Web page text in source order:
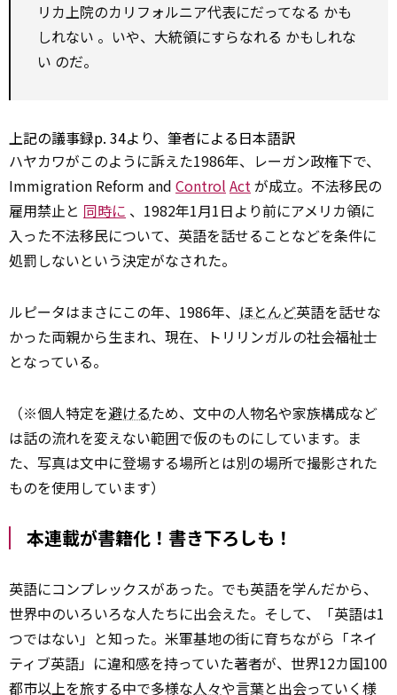
リカ上院のカリフォルニア代表にだってなる かも
しれない 。いや、大統領にすらなれる かもしれな
い のだ。
上記の議事録p. 34より、筆者による日本語訳
ハヤカワがこのように訴えた1986年、レーガン政権下で、
Immigration Reform and Control Actが成立。不法移民の
雇用禁止と 同時に 、1982年1月1日より前にアメリカ領に
入った不法移民について、英語を話せることなどを条件に
処罰しないという決定がなされた。
ルピータはまさにこの年、1986年、 ほとんど英語を話せな
かった両親から生まれ、現在、トリリンガルの社会福祉士
となっている。
（※個人特定を避けるため、文中の人物名や家族構成など
は話の流れを変えない範囲で仮のものにしています。ま
た、写真は文中に登場する場所とは別の場所で撮影された
ものを使用しています）
本連載が書籍化！書き下ろしも！
英語にコンプレックスがあった。でも英語を学んだから、
世界中のいろいろな人たちに出会えた。そして、「英語は1
つではない」と知った。――米軍基地の街に育ちながら「ネイ
ティブ英語」に違和感を持っていた著者が、世界12カ国100
都市以上を旅する中で多様な人々や言葉と出会っていく様